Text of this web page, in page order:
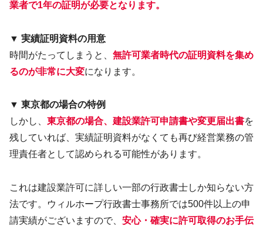
業者で1年の証明が必要となります。
▼ 実績証明資料の用意
時間がたってしまうと、 無許可業者時代の証明資料を集め
るのが非常に大変になります。
▼ 東京都の場合の特例
しかし、 東京都の場合、建設業許可申請書や変更届出書を
残していれば、実績証明資料がなくても再び経営業務の管
理責任者として認められる可能性があります。
これは建設業許可に詳しい一部の行政書士しか知らない方
法です。ウィルホープ行政書士事務所では500件以上の申
請実績がございますので、 安心・確実に許可取得のお手伝